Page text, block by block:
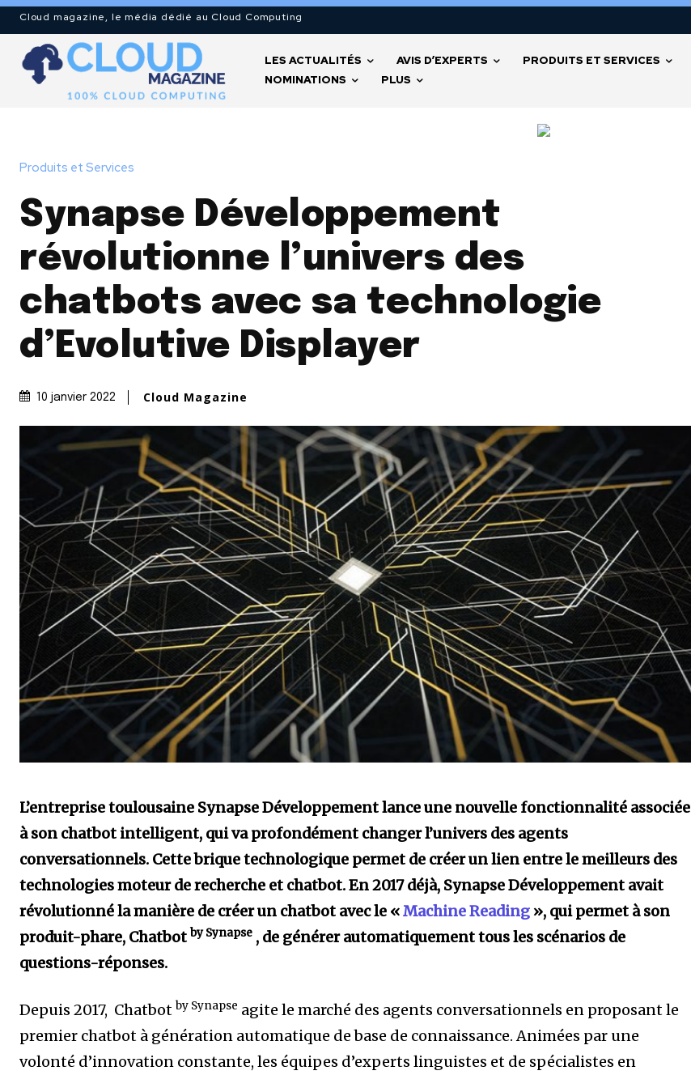
Cloud magazine, le média dédié au Cloud Computing
LES ACTUALITÉS AVIS D’EXPERTS PRODUITS ET SERVICES
NOMINATIONS
PLUS
Produits et Services
Synapse Développement
révolutionne l’univers des
chatbots avec sa technologie
d’Evolutive Displayer
10 janvier 2022 Cloud Magazine
L’entreprise toulousaine Synapse Développement lance une nouvelle fonctionnalité associée
à son chatbot intelligent, qui va profondément changer l’univers des agents
conversationnels. Cette brique technologique permet de créer un lien entre le meilleurs des
technologies moteur de recherche et chatbot. En 2017 déjà, Synapse Développement avait
révolutionné la manière de créer un chatbot avec le «Machine Reading », qui permet à son
produit-phare, Chatbot by Synapse , de générer automatiquement tous les scénarios de
questions-réponses.
Depuis 2017, Chatbot by Synapse agite le marché des agents conversationnels en proposant le
premier chatbot à génération automatique de base de connaissance. Animées par une
volonté d’innovation constante, les équipes d’experts linguistes et de spécialistes en